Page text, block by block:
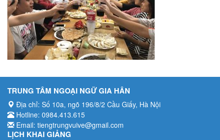
TRUNG TÂM NGOẠI NGỮ GIA HÂN
Địa chỉ: Số 10a, ngõ 196/8/2 Cầu Giấy, Hà Nội
Hotline: 0984.413.615
Email: tiengtrungvuive@gmail.com
LỊCH KHAI GIẢNG